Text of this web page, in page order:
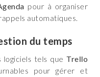
pour à organiser
automatiques.
du temps
tels que Trello
pour gérer et